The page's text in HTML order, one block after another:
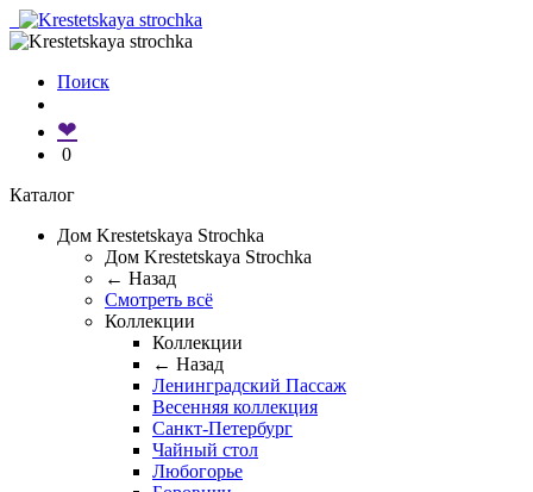
Поиск
❤
0
Каталог
Дом Krestetskaya Strochka
Дом Krestetskaya Strochka
← Назад
Смотреть всё
Коллекции
Коллекции
← Назад
Ленинградский Пассаж
Весенняя коллекция
Санкт-Петербург
Чайный стол
Любогорье